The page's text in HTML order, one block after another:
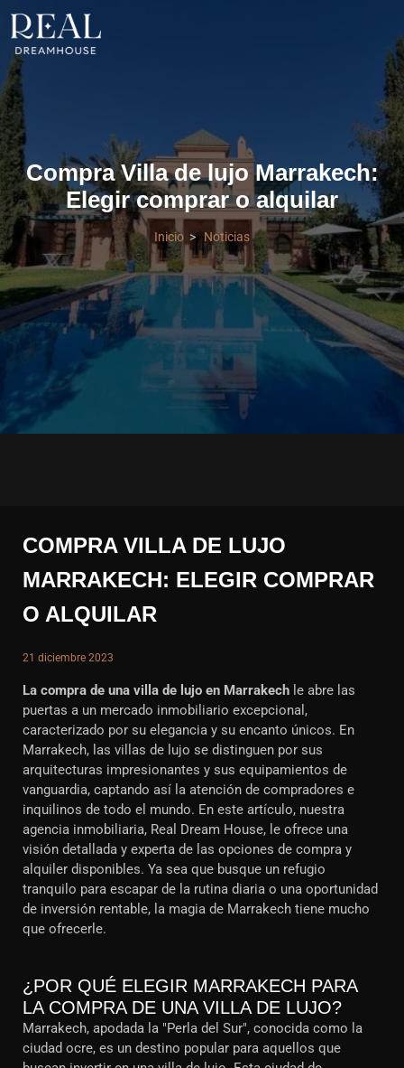
Compra Villa de lujo Marrakech:
Elegir comprar o alquilar
Inicio Noticias
COMPRA VILLA DE LUJO
MARRAKECH: ELEGIR COMPRAR
O ALQUILAR
21 diciembre 2023
La compra de una villa de lujo en Marrakech le abre las
puertas a un mercado inmobiliario excepcional,
caracterizado por su elegancia y su encanto únicos. En
Marrakech, las villas de lujo se distinguen por sus
arquitecturas impresionantes y sus equipamientos de
vanguardia, captando así la atención de compradores e
inquilinos de todo el mundo. En este artículo, nuestra
agencia inmobiliaria, Real Dream House, le ofrece una
visión detallada y experta de las opciones de compra y
alquiler disponibles. Ya sea que busque un refugio
tranquilo para escapar de la rutina diaria o una oportunidad
de inversión rentable, la magia de Marrakech tiene mucho
que ofrecerle.
¿POR QUÉ ELEGIR MARRAKECH PARA
LA COMPRA DE UNA VILLA DE LUJO?
Marrakech, apodada la "Perla del Sur", conocida como la
ciudad ocre, es un destino popular para aquellos que